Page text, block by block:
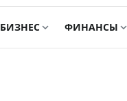
БИЗНЕС ФИНАНСЫ